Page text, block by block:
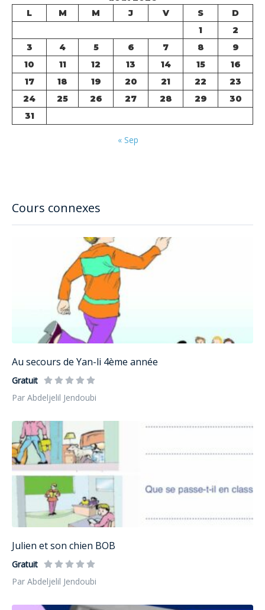
Cours connexes
Au secours de Yan-li 4ème année
Gratuit
Par Abdeljelil Jendoubi
Julien et son chien BOB
Gratuit
Par Abdeljelil Jendoubi
L
M M J V S
D
1
2
3
4 5 6 7 8
9
10
11 12 13 14 15
16
17
18 19 20 21 22
23
24
25 26 27 28 29
30
31
« Sep